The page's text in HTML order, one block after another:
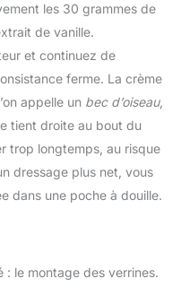
les 30 grammes de
de vanille.
et continuez de
ferme. La crème
appelle un bec d’oiseau,
tient droite au bout du
trop longtemps, au risque
dressage plus net, vous
dans une poche à douille.
: le montage des verrines.